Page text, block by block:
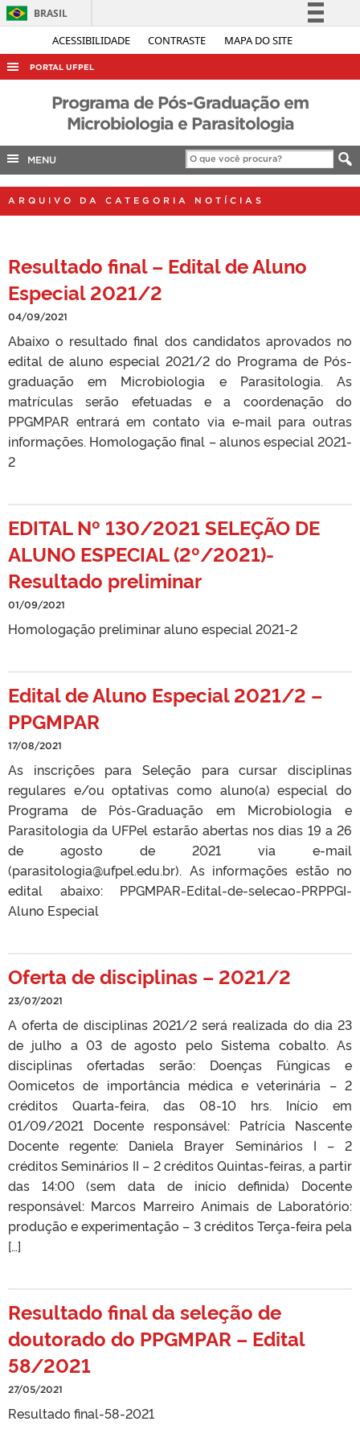
ACESSIBILIDADE CONTRASTE MAPA DO SITE
BRASIL
Simplifique!
Acesso à informação
Legislação
Canais
PORTAL UFPEL
AUDITORIA
CONCURSOS
EDITAIS
OUVIDORIA
PORTARIAS
TELEFONES
Programa de Pós-Graduação em
Microbiologia e Parasitologia
MENU
ARQUIVO DA CATEGORIA NOTÍCIAS
Resultado final – Edital de Aluno
Especial 2021/2
04/09/2021
Abaixo o resultado final dos candidatos aprovados no
edital de aluno especial 2021/2 do Programa de Pós-
graduação em Microbiologia e Parasitologia. As
matrículas serão efetuadas e a coordenação do
PPGMPAR entrará em contato via e-mail para outras
informações. Homologação final – alunos especial 2021-
2
EDITAL Nº 130/2021 SELEÇÃO DE
ALUNO ESPECIAL (2º/2021)-
Resultado preliminar
01/09/2021
Homologação preliminar aluno especial 2021-2
Edital de Aluno Especial 2021/2 –
PPGMPAR
17/08/2021
As inscrições para Seleção para cursar disciplinas
regulares e/ou optativas como aluno(a) especial do
Programa de Pós-Graduação em Microbiologia e
Parasitologia da UFPel estarão abertas nos dias 19 a 26
de agosto de 2021 via e-mail
(parasitologia@ufpel.edu.br). As informações estão no
edital abaixo: PPGMPAR-Edital-de-selecao-PRPPGI-
Aluno Especial
Oferta de disciplinas – 2021/2
23/07/2021
A oferta de disciplinas 2021/2 será realizada do dia 23
de julho a 03 de agosto pelo Sistema cobalto. As
disciplinas ofertadas serão: Doenças Fúngicas e
Oomicetos de importância médica e veterinária – 2
créditos Quarta-feira, das 08-10 hrs. Início em
01/09/2021 Docente responsável: Patrícia Nascente
Docente regente: Daniela Brayer Seminários I – 2
créditos Seminários II – 2 créditos Quintas-feiras, a partir
das 14:00 (sem data de início definida) Docente
responsável: Marcos Marreiro Animais de Laboratório:
produção e experimentação – 3 créditos Terça-feira pela
[…]
Resultado final da seleção de
doutorado do PPGMPAR – Edital
58/2021
27/05/2021
Resultado final-58-2021